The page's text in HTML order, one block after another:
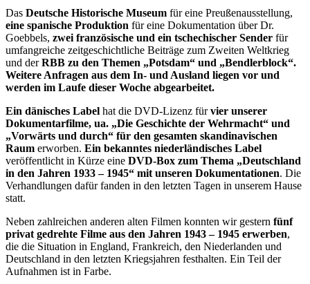
Das Deutsche Historische Museum für eine Preußenausstellung,
eine spanische Produktion für eine Dokumentation über Dr.
Goebbels, zwei französische und ein tschechischer Sender für
umfangreiche zeitgeschichtliche Beiträge zum Zweiten Weltkrieg
und derRBB zu den Themen „Potsdam“ und „Bendlerblock“.
Weitere Anfragen aus dem In- und Ausland liegen vor und
werden im Laufe dieser Woche abgearbeitet.
Ein dänisches Label hat die DVD-Lizenz fürvier unserer
Dokumentarfilme, ua. „Die Geschichte der Wehrmacht“ und
„Vorwärts und durch“ für den gesamten skandinavischen
Raum erworben. Ein bekanntes niederländisches Label
veröffentlicht in Kürze eine DVD-Box zum Thema „Deutschland
in den Jahren 1933 – 1945“ mit unseren Dokumentationen. Die
Verhandlungen dafür fanden in den letzten Tagen in unserem Hause
statt.
Neben zahlreichen anderen alten Filmen konnten wir gestern fünf
privat gedrehte Filme aus den Jahren 1943 – 1945 erwerben,
die die Situation in England, Frankreich, den Niederlanden und
Deutschland in den letzten Kriegsjahren festhalten. Ein Teil der
Aufnahmen ist in Farbe.